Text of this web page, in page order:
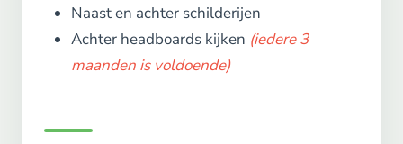
Naast en achter schilderijen
Achter headboards kijken (iedere 3
maanden is voldoende)